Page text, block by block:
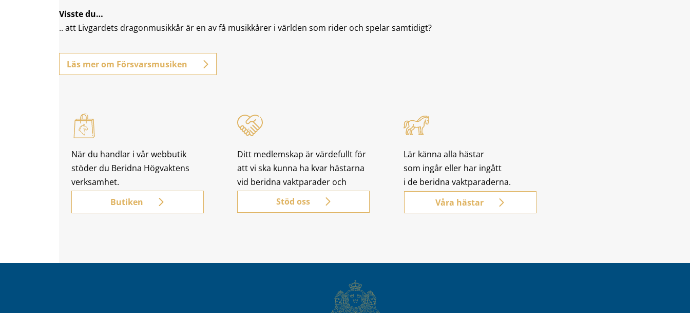
Visste du…
.. att Livgardets dragonmusikkår är en av få musikkårer i världen som rider och spelar samtidigt?
Läs mer om Försvarsmusiken
När du handlar i vår webbutik
stöder du Beridna Högvaktens
verksamhet.
Butiken
Ditt medlemskap är värdefullt för
att vi ska kunna ha kvar hästarna
vid beridna vaktparader och
Stöd oss
Lär känna alla hästar
som ingår eller har ingått
i de beridna vaktparaderna.
Våra hästar